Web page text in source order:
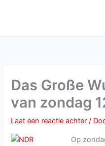
Das Große
van zondag
Laat een reactie achter /
Op